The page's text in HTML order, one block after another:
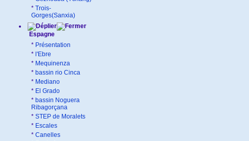
* Trois-
Gorges(Sanxia)
Espagne
* Présentation
* l'Ebre
* Mequinenza
* bassin rio Cinca
* Mediano
* El Grado
* bassin Noguera
Ribagorçana
* STEP de Moralets
* Escales
* Canelles